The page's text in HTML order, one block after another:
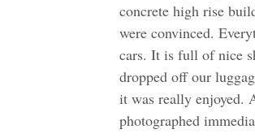
concrete high rise
were convinced.
cars. It is full of nice
dropped off our
it was really enjoyed.
photographed